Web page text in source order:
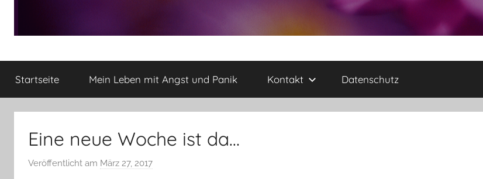
Yvis
Lifestyle
kleine
Lifestyle
Rezensionen,
Startseite Mein Leben mit Angst und Panik Kontakt Datenschutz
Eine neue Woche ist da…
Veröffentlicht am März 27, 2017